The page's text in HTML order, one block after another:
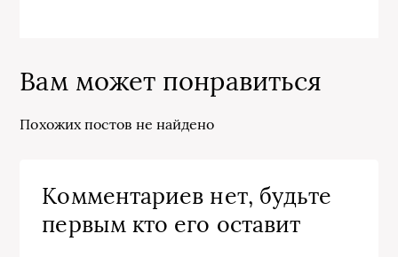
Вам может понравиться
Похожих постов не найдено
Комментариев нет, будьте
первым кто его оставит